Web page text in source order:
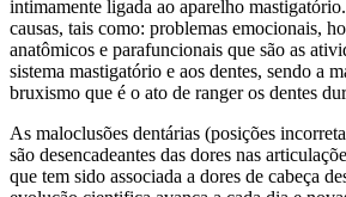
intimamente ligada ao aparelho
causas, tais como: problemas emocionais,
anatômicos e parafuncionais que são as
sistema mastigatório e aos dentes, sendo a
bruxismo que é o ato de ranger os dentes
As maloclusões dentárias (posições
são desencadeantes das dores nas
que tem sido associada a dores de cabeça